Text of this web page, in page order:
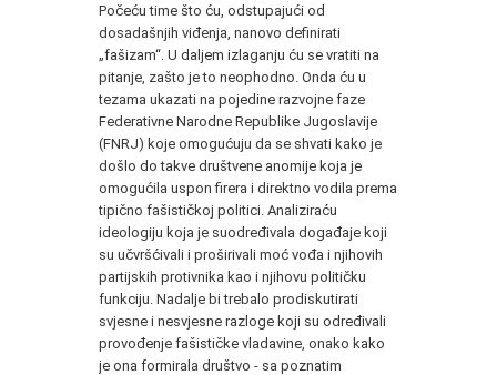
Počeću time što ću, odstupajući od
dosadašnjih viđenja, nanovo definirati
„fašizam“. U daljem izlaganju ću se vratiti na
pitanje, zašto je to neophodno. Onda ću u
tezama ukazati na pojedine razvojne faze
Federativne Narodne Republike Jugoslavije
(FNRJ) koje omogućuju da se shvati kako je
došlo do takve društvene anomije koja je
omogućila uspon firera i direktno vodila prema
tipično fašističkoj politici. Analiziraću
ideologiju koja je suodređivala događaje koji
su učvršćivali i proširivali moć vođa i njihovih
partijskih protivnika kao i njihovu političku
funkciju. Nadalje bi trebalo prodiskutirati
svjesne i nesvjesne razloge koji su određivali
provođenje fašističke vladavine, onako kako
je ona formirala društvo - sa poznatim